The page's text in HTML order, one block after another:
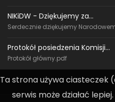
NIKiDW - Dziękujemy za...
Serdecznie dziękujemy
Protokół posiedzenia Komisji...
Protokół główny.pdf
Ta strona używa ciasteczek
serwis może działać lepiej.